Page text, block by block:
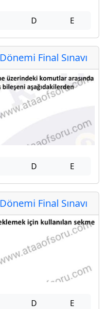
D E
Final Sınavı
D E
Final Sınavı
D E